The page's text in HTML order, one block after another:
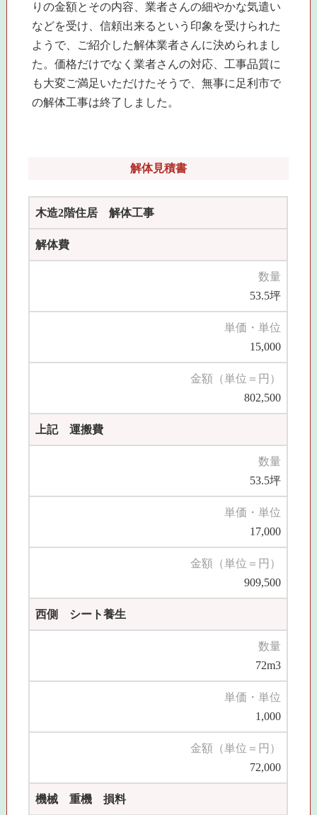
りの金額とその内容、業者さんの細やかな気遣い
などを受け、信頼出来るという印象を受けられた
ようで、ご紹介した解体業者さんに決められまし
た。価格だけでなく業者さんの対応、工事品質に
も大変ご満足いただけたそうで、無事に足利市で
の解体工事は終了しました。
解体見積書
木造2階住居 解体工事
解体費
数量
53.5坪
単価・単位
15,000
金額（単位＝円）
802,500
上記 運搬費
数量
53.5坪
単価・単位
17,000
金額（単位＝円）
909,500
西側 シート養生
数量
72m3
単価・単位
1,000
金額（単位＝円）
72,000
機械 重機 損料